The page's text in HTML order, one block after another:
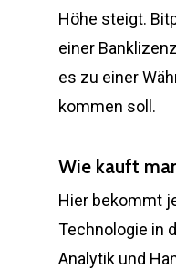
Höhe steigt.
einer
es zu einer
kommen soll.
Wie kauft
Hier bekommt
Technologie in
Analytik und